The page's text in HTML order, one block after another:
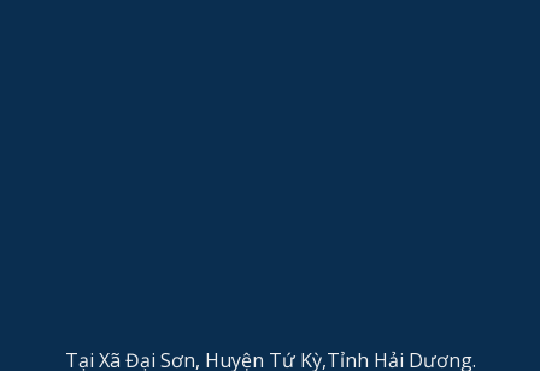
Tại Xã Đại Sơn, Huyện Tứ Kỳ,Tỉnh Hải Dương.